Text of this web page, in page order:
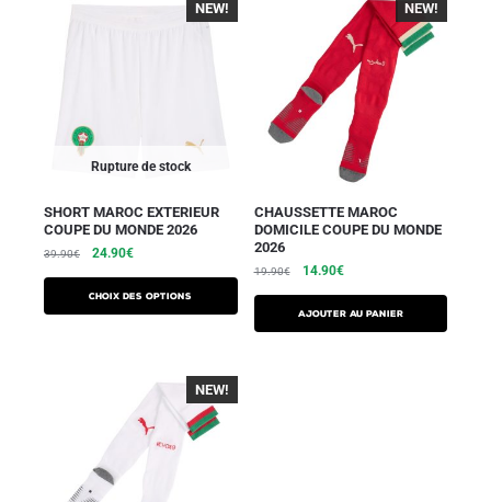
Rupture de stock
NEW!
SHORT MAROC EXTERIEUR
COUPE DU MONDE 2026
39.90€ 24.90€
Choix des options
-30%
NEW!
CHAUSSETTE MAROC
DOMICILE COUPE DU MONDE
2026
19.90€ 14.90€
Ajouter au panier
-30%
NEW!